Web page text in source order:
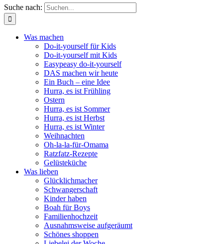
Suche nach:
Was machen
Do-it-yourself für Kids
Do-it-yourself mit Kids
Easypeasy do-it-yourself
DAS machen wir heute
Ein Buch – eine Idee
Hurra, es ist Frühling
Ostern
Hurra, es ist Sommer
Hurra, es ist Herbst
Hurra, es ist Winter
Weihnachten
Oh-la-la-für-Omama
Ratzfatz-Rezepte
Gelüsteküche
Was lieben
Glücklichmacher
Schwangerschaft
Kinder haben
Boah für Boys
Familienhochzeit
Ausnahmsweise aufgeräumt
Schönes shoppen